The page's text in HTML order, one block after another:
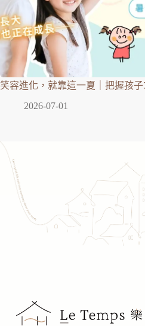
笑容進化，就靠這一夏｜把握孩子
2026-07-01